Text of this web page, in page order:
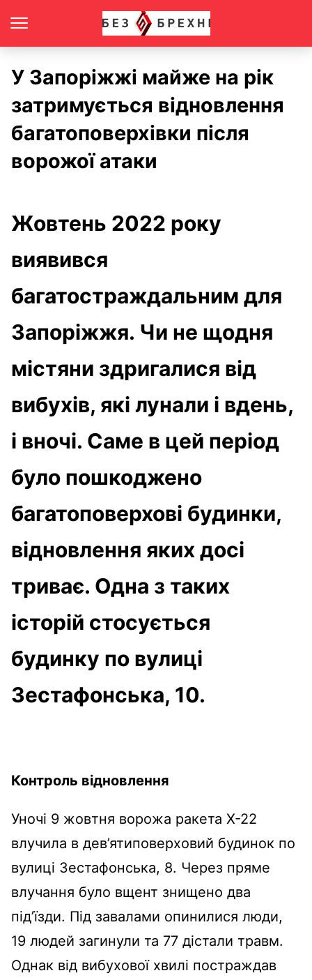
У Запоріжжі майже на рік
затримується відновлення
багатоповерхівки після
ворожої атаки
Жовтень 2022 року
виявився
багатостраждальним для
Запоріжжя. Чи не щодня
містяни здригалися від
вибухів, які лунали і вдень,
і вночі. Саме в цей період
було пошкоджено
багатоповерхові будинки,
відновлення яких досі
триває. Одна з таких
історій стосується
будинку по вулиці
Зестафонська, 10.
Контроль відновлення
Уночі 9 жовтня ворожа ракета Х-22
влучила в дев’ятиповерховий будинок по
вулиці Зестафонська, 8. Через пряме
влучання було вщент знищено два
під’їзди. Під завалами опинилися люди,
19 людей загинули та 77 дістали травм.
Однак від вибухової хвилі постраждав